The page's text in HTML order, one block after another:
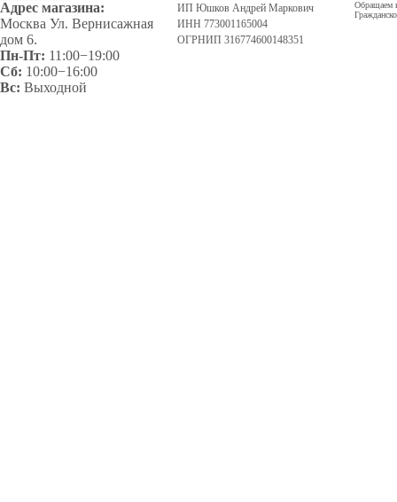
Адрес магазина:
Москва Ул. Вернисажная
дом 6.
Пн-Пт: 11:00−19:00
Сб: 10:00−16:00
Вс: Выходной
ИП Юшков Андрей Маркович
ИНН 773001165004
ОГРНИП 316774600148351
Обращаем